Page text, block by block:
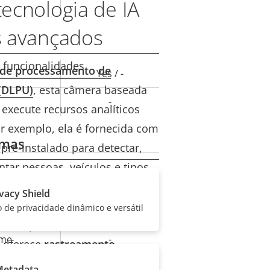
de IA
processamento de
, esta câmera baseada
recursos analíticos
exemplo, ela é fornecida com
instalado para detectar,
pessoas, veículos e tipos
Health Analytics pré-
se sua imagem estiver
​rastreamento
click-and-track para
da
Yes / -
-
da
Sim
-
funcionalidades
Shield
de privacidade dinâmico e versátil